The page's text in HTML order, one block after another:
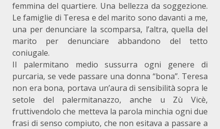
femmina del quartiere. Una bellezza da soggezione.
Le famiglie di Teresa e del marito sono davanti a me,
una per denunciare la scomparsa, l’altra, quella del
marito per denunciare abbandono del tetto
coniugale.
Il palermitano medio sussurra ogni genere di
purcaria, se vede passare una donna “bona”. Teresa
non era bona, portava un’aura di sensibilità sopra le
setole del palermitanazzo, anche u Zù Vicè,
fruttivendolo che metteva la parola minchia ogni due
frasi di senso compiuto, che non esitava a passare a